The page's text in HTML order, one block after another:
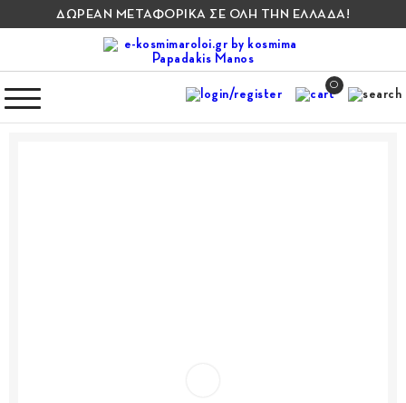
ΔΩΡΕΑΝ ΜΕΤΑΦΟΡΙΚΑ ΣΕ ΟΛΗ ΤΗΝ ΕΛΛΑΔΑ!
0